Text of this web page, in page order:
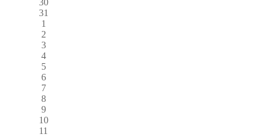
31
1
2
3
4
5
6
7
8
9
10
11